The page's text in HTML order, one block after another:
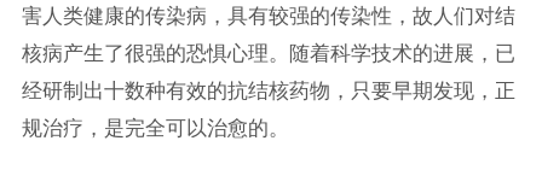
害人类健康的传染病，具有较强的传染性，故人们对结
核病产生了很强的恐惧心理。随着科学技术的进展，已
经研制出十数种有效的抗结核药物，只要早期发现，正
规治疗，是完全可以治愈的。